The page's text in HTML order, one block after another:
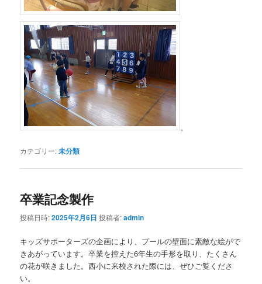
。
カテゴリー:未分類
卒業記念製作
投稿日時:2025年2月6日 投稿者:admin
キッズサポーターズの企画により、プールの壁面に素敵な絵がで
きあがっています。卒業を控えた6年生の手形を取り、たくさん
の花が咲きました。西小に来校された際には、ぜひご覧くださ
い。